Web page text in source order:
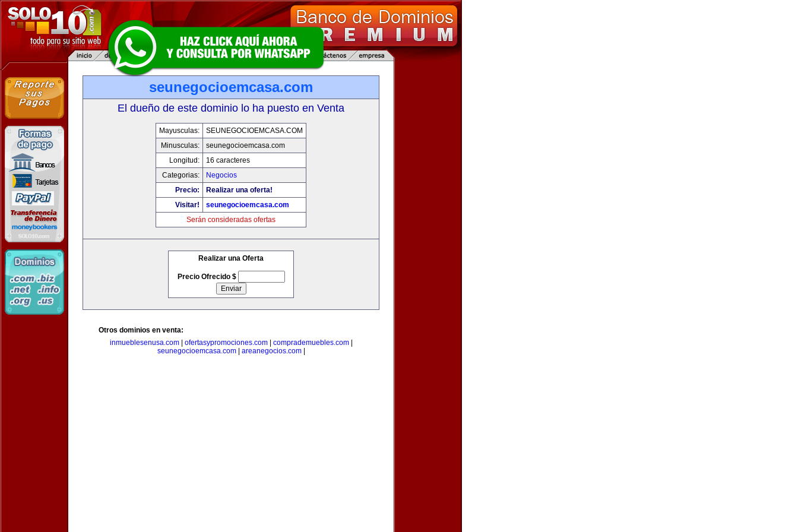
seunegocioemcasa.com
El dueño de este dominio lo ha puesto en Venta
Mayusculas:
SEUNEGOCIOEMCASA.COM
Minusculas:
seunegocioemcasa.com
Longitud:
16 caracteres
Categorias:
Negocios
Precio:
Realizar una oferta!
Visitar!
seunegocioemcasa.com
Serán consideradas ofertas
Realizar una Oferta
Precio Ofrecido $
Otros dominios en venta:
inmueblesenusa.com| ofertasypromociones.com| comprademuebles.com|
seunegocioemcasa.com| areanegocios.com|